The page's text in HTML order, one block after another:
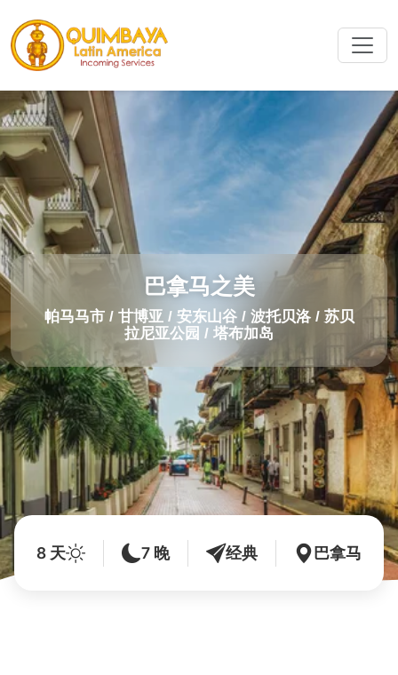
巴拿马之美
帕马马市 / 甘博亚 / 安东山谷 / 波托贝洛 / 苏贝
拉尼亚公园 / 塔布加岛
8 天 7 晚 经典 巴拿马